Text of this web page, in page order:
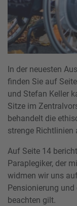
In der neuesten
finden Sie auf
und Stefan Keller
Sitze im
behandelt die
strenge
Auf Seite 14
Paraplegiker, der
widmen wir uns
Pensionierung
beachten gilt.